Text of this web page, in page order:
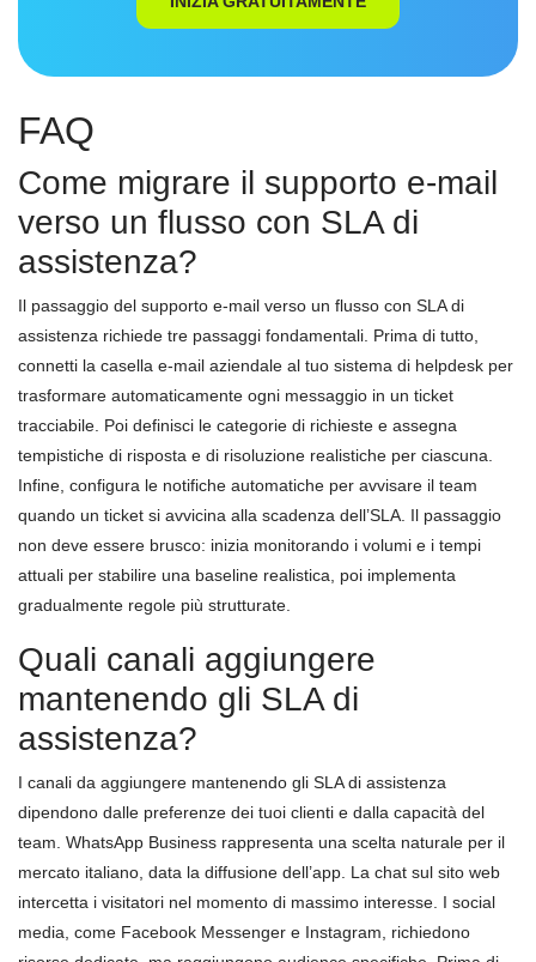
FAQ
Come migrare il supporto e-mail
verso un flusso con SLA di
assistenza?
Il passaggio del supporto e-mail verso un flusso con SLA di
assistenza richiede tre passaggi fondamentali. Prima di tutto,
connetti la casella e-mail aziendale al tuo sistema di helpdesk per
trasformare automaticamente ogni messaggio in un ticket
tracciabile. Poi definisci le categorie di richieste e assegna
tempistiche di risposta e di risoluzione realistiche per ciascuna.
Infine, configura le notifiche automatiche per avvisare il team
quando un ticket si avvicina alla scadenza dell’SLA. Il passaggio
non deve essere brusco: inizia monitorando i volumi e i tempi
attuali per stabilire una baseline realistica, poi implementa
gradualmente regole più strutturate.
Quali canali aggiungere
mantenendo gli SLA di
assistenza?
I canali da aggiungere mantenendo gli SLA di assistenza
dipendono dalle preferenze dei tuoi clienti e dalla capacità del
team. WhatsApp Business rappresenta una scelta naturale per il
mercato italiano, data la diffusione dell’app. La chat sul sito web
intercetta i visitatori nel momento di massimo interesse. I social
media, come Facebook Messenger e Instagram, richiedono